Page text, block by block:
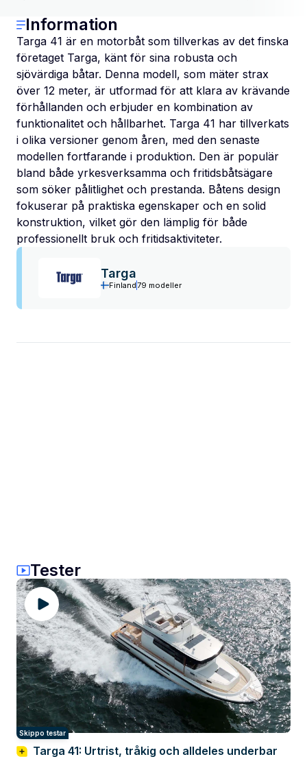
Information
Targa 41 är en motorbåt som tillverkas av det finska
företaget Targa, känt för sina robusta och
sjövärdiga båtar. Denna modell, som mäter strax
över 12 meter, är utformad för att klara av krävande
förhållanden och erbjuder en kombination av
funktionalitet och hållbarhet. Targa 41 har tillverkats
i olika versioner genom åren, med den senaste
modellen fortfarande i produktion. Den är populär
bland både yrkesverksamma och fritidsbåtsägare
som söker pålitlighet och prestanda. Båtens design
fokuserar på praktiska egenskaper och en solid
konstruktion, vilket gör den lämplig för både
professionellt bruk och fritidsaktiviteter.
Targa
Finland79 modeller
Tester
Skippo testar
Targa 41: Urtrist, tråkig och alldeles underbar